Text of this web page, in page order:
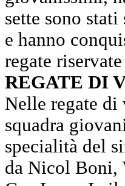
sette sono
e hanno
regate
REGATE DI
Nelle regate di
squadra
specialità del
da Nicol Boni,